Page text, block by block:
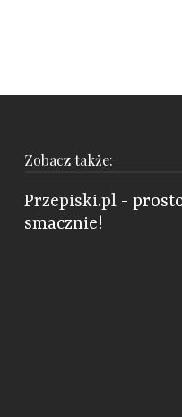
Zobacz także:
Przepiski.pl -
smacznie!